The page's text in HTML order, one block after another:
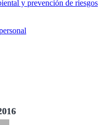
y prevención de riesgos